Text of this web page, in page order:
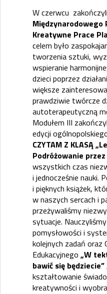
W czerwcu
Międzynarodowego
Kreatywne Prace
celem było
tworzenia sztuki,
wspieranie
dzieci poprzez
większe
prawdziwie twórcze
autoterapeutyczną
Modułem III
edycji
CZYTAM Z KLASĄ
Podróżowanie
wszystkich czas
i jednocześnie nauki.
i pięknych książek,
w naszych sercach i
przeżywaliśmy
sytuacje.
pomysłowości i
kolejnych zadań oraz
Edukacyjnego „W
bawić się będziecie”
kształtowanie
kreatywności i